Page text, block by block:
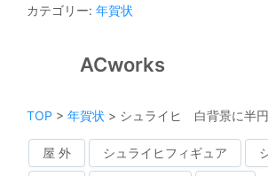
カテゴリー: 年賀状
ACworks
TOP > 年賀状 > シュライヒ 白背景に半
屋 外 シュライヒフィギュア